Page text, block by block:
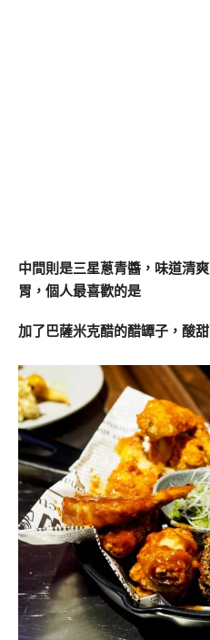
中間則是三星蔥青醬，味道清
胃，個人最喜歡的是
加了巴薩米克醋的醋罈子，酸